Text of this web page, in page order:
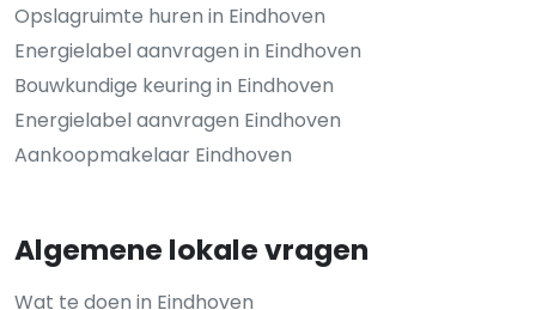
Opslagruimte huren in Eindhoven
Energielabel aanvragen in Eindhoven
Bouwkundige keuring in Eindhoven
Energielabel aanvragen Eindhoven
Aankoopmakelaar Eindhoven
Algemene lokale vragen
Wat te doen in Eindhoven